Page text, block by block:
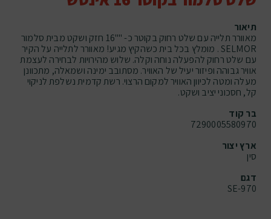
תיאור
מאוורר תלייה עם שלט רחוק בקוטר כ- ""16 חזק ושקט מבית סלמור
SELMOR . מומלץ בכל בית כשהקיץ מגיע! מאוורר לתלייה על הקיר
עם שלט רחוק להפעלה נוחה וקלה. שלוש מהירויות לבחירה לעצמת
אוויר גבוהה ופיזור יעיל של האוויר. מסתובב ימינה ושמאלה, מתכוונן
מעלה ומטה לכיוון האוויר למקום הרצוי. רשת קדמית נשלפת לניקוי
קל, חסכוני יציב ושקט.
בר קוד
7290005580970
ארץ יצור
סין
דגם
SE-970